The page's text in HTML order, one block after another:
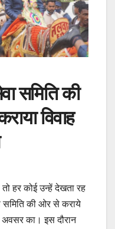
समिति की
विवाह
हर कोई उन्हें देखता रह
समिति की ओर से कराये
अवसर का। इस दौरान